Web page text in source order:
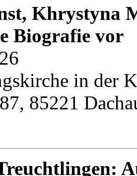
Khrystyna
Biografie vor
in der
85221